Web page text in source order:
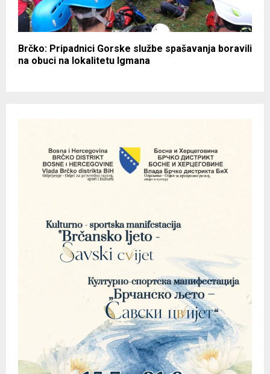
Brčko: Pripadnici Gorske službe spašavanja boravili
na obuci na lokalitetu Igmana